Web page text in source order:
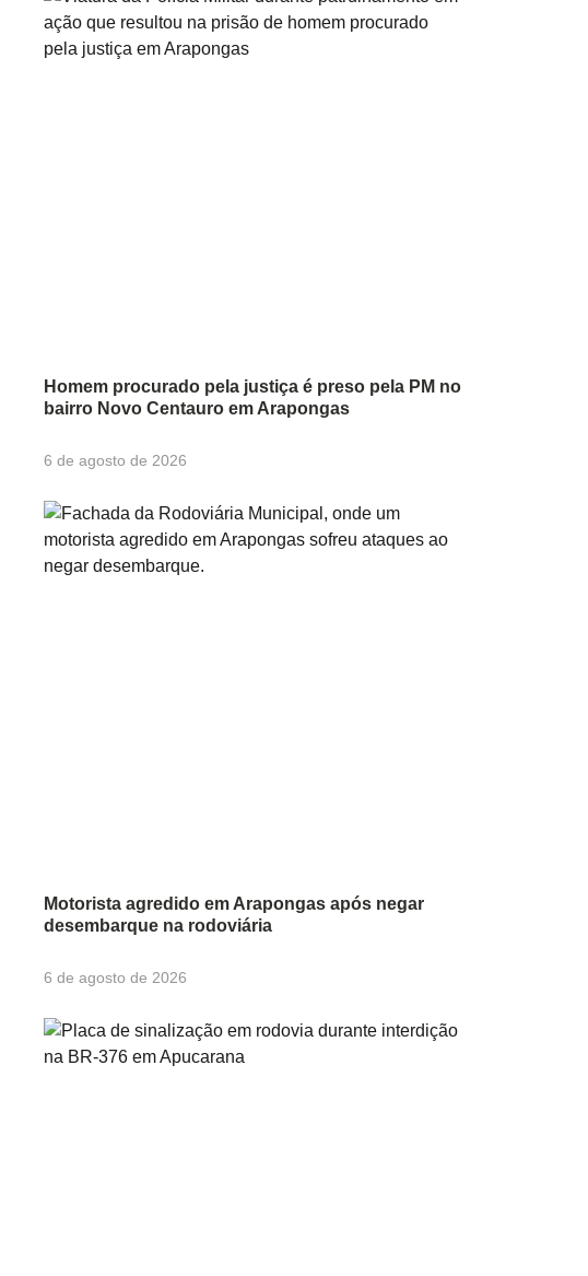
Homem procurado pela justiça é preso pela PM no
bairro Novo Centauro em Arapongas
6 de agosto de 2026
Motorista agredido em Arapongas após negar
desembarque na rodoviária
6 de agosto de 2026